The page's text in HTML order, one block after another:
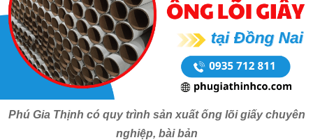
Phú Gia Thịnh có quy trình sản xuất ống lõi giấy chuyên
nghiệp, bài bản